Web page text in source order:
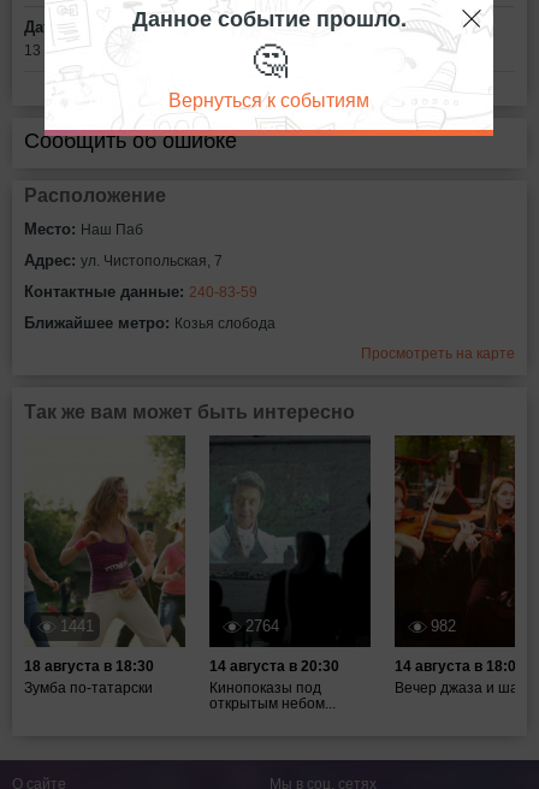
Дата:
13 сентября в 20:00
Сообщить об ошибке
Расположение
Место: Наш Паб
Адрес: ул. Чистопольская, 7
Контактные данные: 240-83-59
Ближайшее метро: Козья слобода
Просмотреть на карте
Так же вам может быть интересно
1441
18 августа в 18:30
Зумба по-татарски
2764
14 августа в 20:30
Кинопоказы под
открытым небом...
982
14 августа в 18:00
Вечер джаза и
Данное событие прошло.
🤔
Вернуться к событиям
О сайте Мы в соц. сетях